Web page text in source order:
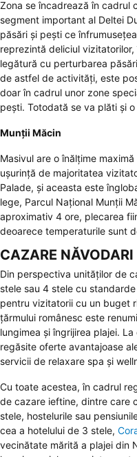
Zona se încadrează în cadrul
segment important al Deltei
păsări și pești ce
reprezintă deliciul
legătură cu perturbarea
de astfel de activități, este
doar în cadrul unor zone
pești. Totodată se va plăti și
Munții Măcin
Masivul are o înălțime
ușurință de majoritatea
Palade, și aceasta este
lege, Parcul Național Munții
aproximativ 4 ore, plecarea
deoarece temperaturile sunt
CAZARE NĂVODARI
Din perspectiva unităților de
stele sau 4 stele cu
pentru vizitatorii cu un buget
țărmului românesc este
lungimea și îngrijirea plajei.
regăsite oferte avantajoase
servicii de relaxare spa și
Cu toate acestea, în cadrul
de cazare ieftine, dintre care
stele, hostelurile sau
cea a hotelului de 3 stele,
vecinătate mărită a plajei din